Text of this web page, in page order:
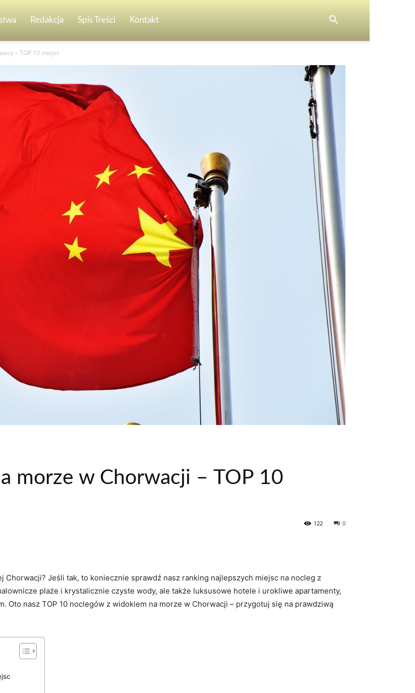
Redakcja Spis Treści Kontakt
– TOP 10 miejsc
morze w Chorwacji – TOP 10
0
122
Chorwacji? Jeśli tak, to ‌koniecznie sprawdź nasz ranking⁤ najlepszych miejsc‍ na nocleg z‍
plaże⁤ i ⁣krystalicznie czyste wody, ‌ale także luksusowe hotele i urokliwe apartamenty,
Oto nasz TOP 10 noclegów z widokiem ​na morze w ‍Chorwacji – przygotuj się na prawdziwą